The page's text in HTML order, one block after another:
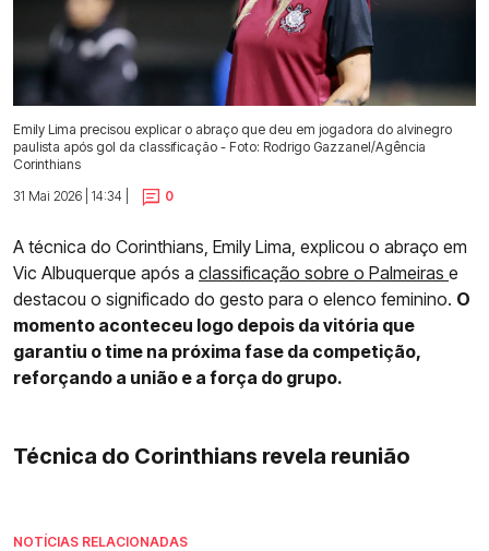
Emily Lima precisou explicar o abraço que deu em jogadora do alvinegro
paulista após gol da classificação - Foto: Rodrigo Gazzanel/Agência
Corinthians
31 Mai 2026 | 14:34 |
0
A técnica do Corinthians, Emily Lima, explicou o abraço em
Vic Albuquerque após a classificação sobre o Palmeiras e
destacou o significado do gesto para o elenco feminino. O
momento aconteceu logo depois da vitória que
garantiu o time na próxima fase da competição,
reforçando a união e a força do grupo.
Técnica do Corinthians revela reunião
NOTÍCIAS RELACIONADAS